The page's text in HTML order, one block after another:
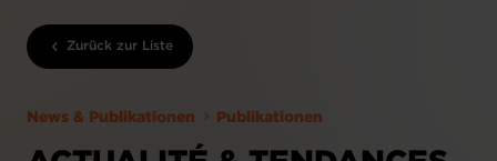
Zurück zur Liste
News & Publikationen Publikationen